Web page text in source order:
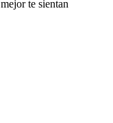
te sientan